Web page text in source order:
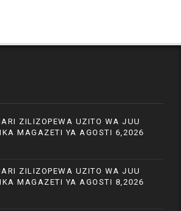
ZILIZOPEWA UZITO WA JUU
MAGAZETI YA AGOSTI 6,2026
ZILIZOPEWA UZITO WA JUU
MAGAZETI YA AGOSTI 8,2026